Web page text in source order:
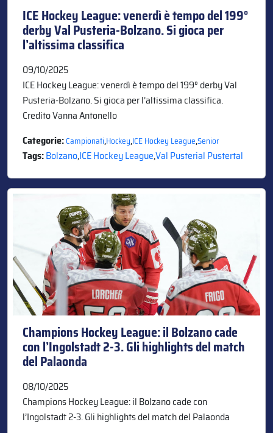
ICE Hockey League: venerdì è tempo del 199°
derby Val Pusteria-Bolzano. Si gioca per
l’altissima classifica
09/10/2025
ICE Hockey League: venerdì è tempo del 199° derby Val
Pusteria-Bolzano. Si gioca per l’altissima classifica.
Credito Vanna Antonello
Categorie:Campionati,Hockey,ICE Hockey League,Senior
Tags:Bolzano,ICE Hockey League,Val Pusterial Pustertal
Champions Hockey League: il Bolzano cade
con l’Ingolstadt 2-3. Gli highlights del match
del Palaonda
08/10/2025
Champions Hockey League: il Bolzano cade con
l’Ingolstadt 2-3. Gli highlights del match del Palaonda